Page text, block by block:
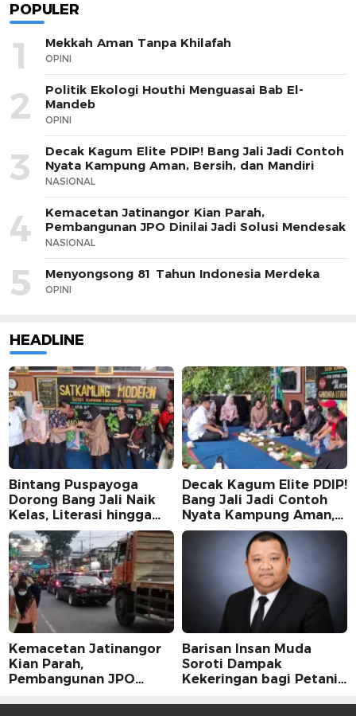
POPULER
1 Mekkah Aman Tanpa Khilafah
OPINI
2
Politik Ekologi Houthi Menguasai Bab El-
Mandeb
OPINI
3
Decak Kagum Elite PDIP! Bang Jali Jadi Contoh
Nyata Kampung Aman, Bersih, dan Mandiri
NASIONAL
4
Kemacetan Jatinangor Kian Parah,
Pembangunan JPO Dinilai Jadi Solusi Mendesak
NASIONAL
5 Menyongsong 81 Tahun Indonesia Merdeka
OPINI
HEADLINE
Bintang Puspayoga
Dorong Bang Jali Naik
Kelas, Literasi hingga
UMKM Digital Jadi
Fokus
Decak Kagum Elite PDIP!
Bang Jali Jadi Contoh
Nyata Kampung Aman,
Bersih, dan Mandiri
Kemacetan Jatinangor
Kian Parah,
Pembangunan JPO
Barisan Insan Muda
Soroti Dampak
Kekeringan bagi Petani,